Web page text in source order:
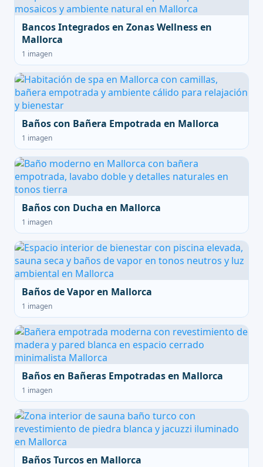
Bancos Integrados en Zonas Wellness en
Mallorca
1 imagen
Baños con Bañera Empotrada en Mallorca
1 imagen
Baños con Ducha en Mallorca
1 imagen
Baños de Vapor en Mallorca
1 imagen
Baños en Bañeras Empotradas en Mallorca
1 imagen
Baños Turcos en Mallorca